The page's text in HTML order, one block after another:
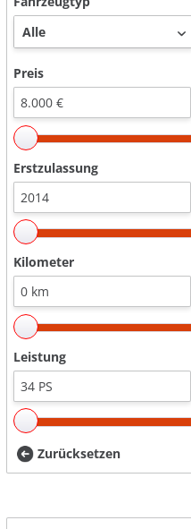
Preis
Erstzulassung
Kilometer
Leistung
Zurücksetzen